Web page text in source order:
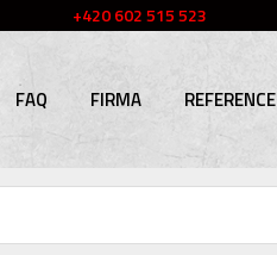
+420 602 515 523
FAQ FIRMA REFERENCE